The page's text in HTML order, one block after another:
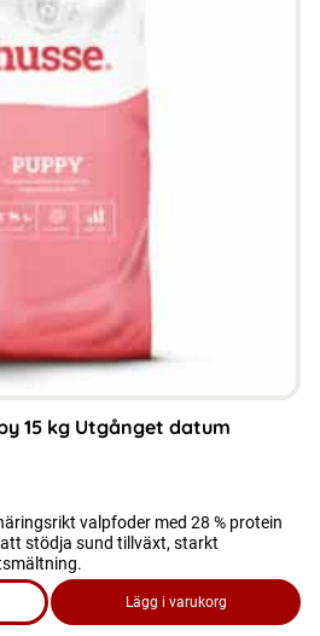
15 kg Utgånget datum
valpfoder med 28 % protein
stödja sund tillväxt, starkt
FYND Hundmat - Puppy 15 kg Utgånget
Lägg i varukorg